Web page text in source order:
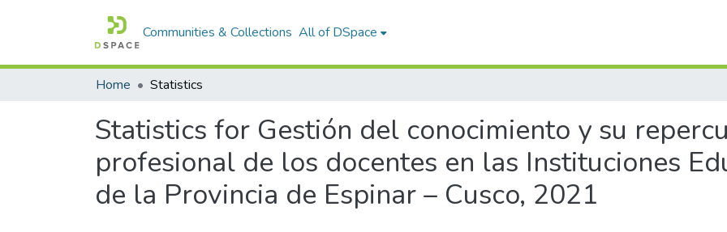
Communities & Collections All of DSpace
Home Statistics
Statistics for Gestión del conocimiento y su
profesional de los docentes en las Instituciones
de la Provincia de Espinar – Cusco, 2021